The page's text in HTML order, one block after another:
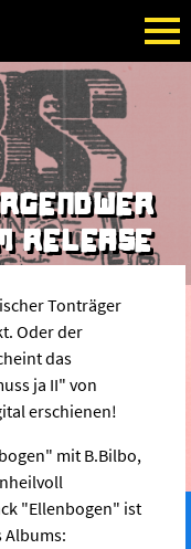
RELEASE
Tonträger
Oder der
das
ja II" von
erschienen!
mit B.Bilbo,
"Ellenbogen" ist
Albums: